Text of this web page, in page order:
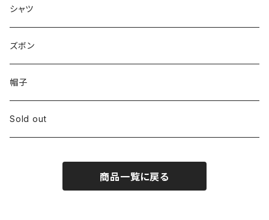
シャツ
ズボン
帽子
Sold out
商品一覧に戻る